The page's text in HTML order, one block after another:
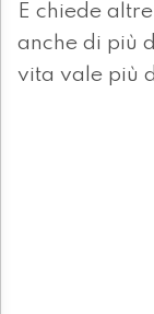
E chiede
anche di più
vita vale più